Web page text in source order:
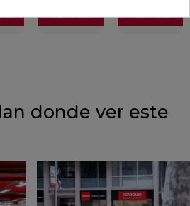
donde ver este